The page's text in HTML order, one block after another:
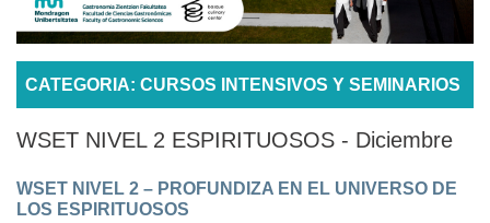
CATEGORIA: CURSOS INTENSIVOS Y SEMINARIOS
WSET NIVEL 2 ESPIRITUOSOS - Diciembre
WSET NIVEL 2 – PROFUNDIZA EN EL UNIVERSO DE
LOS ESPIRITUOSOS